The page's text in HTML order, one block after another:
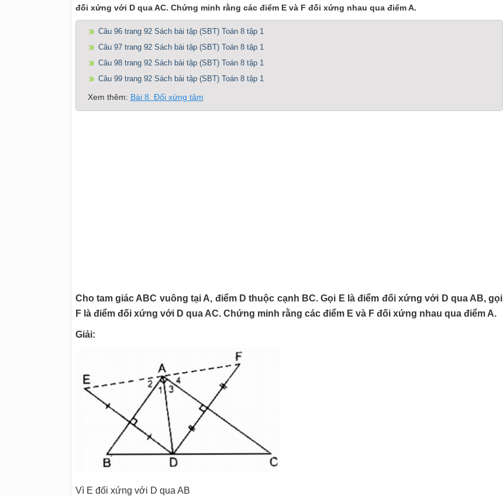
đối xứng với D qua AC. Chứng minh rằng các điểm E và F đối xứng nhau qua điểm A.
Câu 96 trang 92 Sách bài tập (SBT) Toán 8 tập 1
Câu 97 trang 92 Sách bài tập (SBT) Toán 8 tập 1
Câu 98 trang 92 Sách bài tập (SBT) Toán 8 tập 1
Câu 99 trang 92 Sách bài tập (SBT) Toán 8 tập 1
Xem thêm: Bài 8. Đối xứng tâm
Cho tam giác ABC vuông tại A, điểm D thuộc cạnh BC. Gọi E là điểm đối xứng với D qua AB, gọi
F là điểm đối xứng với D qua AC. Chứng minh rằng các điểm E và F đối xứng nhau qua điểm A.
Giải:
Vì E đối xứng với D qua AB